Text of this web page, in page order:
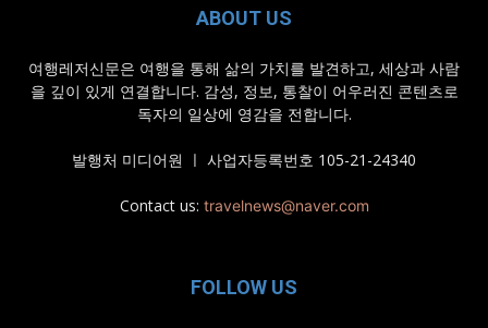
ABOUT US
여행레저신문은 여행을 통해 삶의 가치를 발견하고, 세상과 사람
을 깊이 있게 연결합니다. 감성, 정보, 통찰이 어우러진 콘텐츠로
독자의 일상에 영감을 전합니다.
발행처 미디어원 ㅣ 사업자등록번호 105-21-24340
Contact us: travelnews@naver.com
FOLLOW US